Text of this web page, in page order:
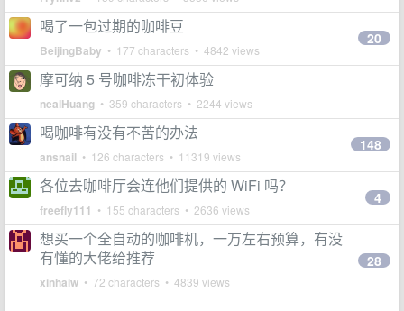
喝了一包过期的咖啡豆
BeijingBaby • 177 characters • 4842 views
20
摩可纳 5 号咖啡冻干初体验
nealHuang • 359 characters • 2244 views
喝咖啡有没有不苦的办法
ansnail • 126 characters • 11319 views
148
各位去咖啡厅会连他们提供的 WiFi 吗？
freefly111 • 155 characters • 2636 views
4
想买一个全自动的咖啡机，一万左右预算，有没
有懂的大佬给推荐
xinhaiw • 72 characters • 4839 views
28